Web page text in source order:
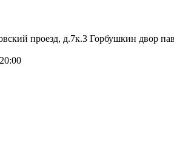
проезд, д.7к.3 Горбушкин двор